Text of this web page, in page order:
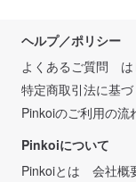
ヘルプ／ポリシー
よくあるご質問
特定商取引法に基
Pinkoiのご利用の流
Pinkoiについて
Pinkoiとは
会社概